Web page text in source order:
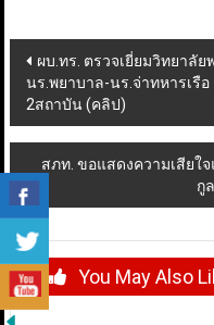
Post
navigation
ผบ.ทร. ตรวจเยี่ยมวิทยาลั
นร.พยาบาล-นร.จ่าทหารเรื
2สถาบัน (คลิป)
สภท. ขอแสดงความเสียใ
กู
You May Also